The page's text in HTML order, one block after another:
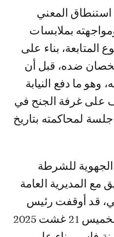
بملابسات
بناء على
ضده، قبل أن
وهو ما دفع النيابة
على غرفة الجنح في
لمحاكمته بتاريخ
للشرطة
مع المديرية العامة
قد أوقفت رئيس
جماعة صفرو مساء الخميس 21 غشت 2025